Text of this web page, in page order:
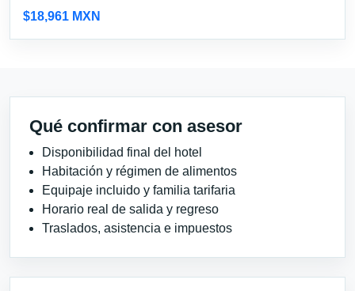
$18,961 MXN
Qué confirmar con asesor
Disponibilidad final del hotel
Habitación y régimen de alimentos
Equipaje incluido y familia tarifaria
Horario real de salida y regreso
Traslados, asistencia e impuestos